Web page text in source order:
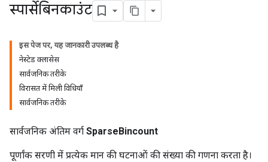
स्पार्सेबिनकाउंट
इस पेज पर, यह जानकारी उपलब्ध है
नेस्टेड क्लासेस
सार्वजनिक तरीके
विरासत में मिली विधियाँ
सार्वजनिक तरीके
सार्वजनिक अंतिम वर्ग SparseBincount
पूर्णांक सरणी में प्रत्येक मान की घटनाओं की संख्या की गणना करता है।